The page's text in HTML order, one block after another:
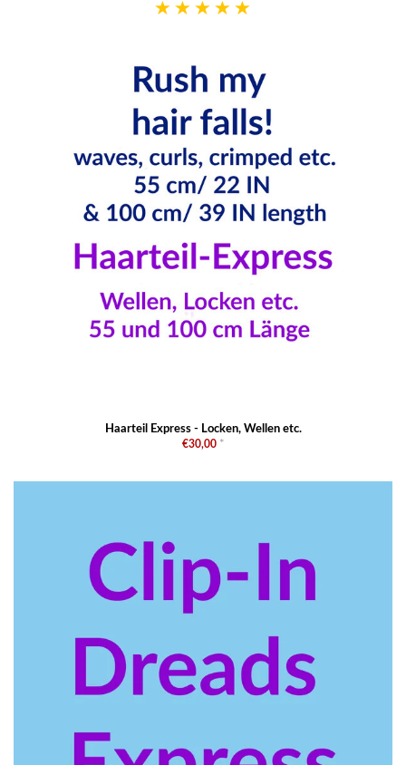
Haarteil Express - Locken, Wellen etc.
€30,00 *